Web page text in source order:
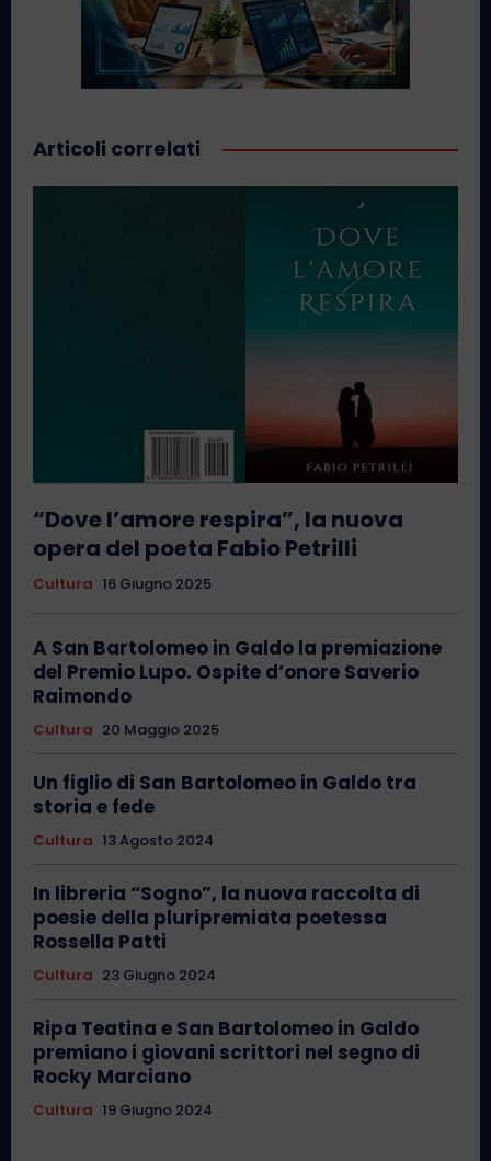
Articoli correlati
“Dove l’amore respira”, la nuova
opera del poeta Fabio Petrilli
Cultura 16 Giugno 2025
A San Bartolomeo in Galdo la premiazione
del Premio Lupo. Ospite d’onore Saverio
Raimondo
Cultura 20 Maggio 2025
Un figlio di San Bartolomeo in Galdo tra
storia e fede
Cultura 13 Agosto 2024
In libreria “Sogno”, la nuova raccolta di
poesie della pluripremiata poetessa
Rossella Patti
Cultura 23 Giugno 2024
Ripa Teatina e San Bartolomeo in Galdo
premiano i giovani scrittori nel segno di
Rocky Marciano
Cultura 19 Giugno 2024